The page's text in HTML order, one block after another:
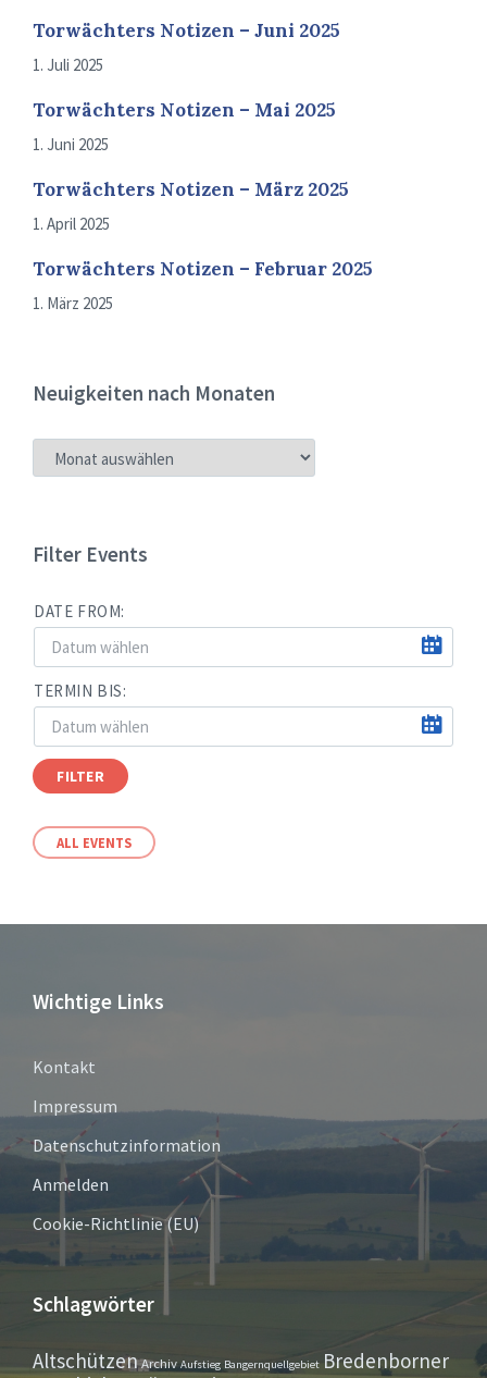
Torwächters Notizen – Juni 2025
1. Juli 2025
Torwächters Notizen – Mai 2025
1. Juni 2025
Torwächters Notizen – März 2025
1. April 2025
Torwächters Notizen – Februar 2025
1. März 2025
Neuigkeiten nach Monaten
NEUIGKEITEN
NACH
Filter Events
DATE FROM:
TERMIN BIS:
FILTER
ALL EVENTS
Wichtige Links
Kontakt
Impressum
Datenschutzinformation
Anmelden
Cookie-Richtlinie (EU)
Schlagwörter
AltschützenArchiv Aufstieg Bangernquellgebiet Bredenborner